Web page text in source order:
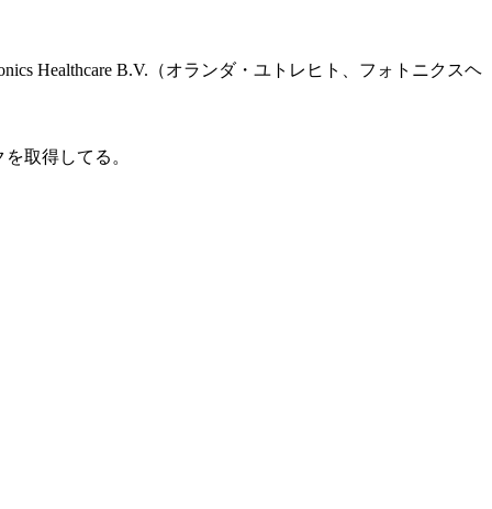
Healthcare B.V.（オランダ・ユトレヒト、フォトニクスヘ
取得してる。